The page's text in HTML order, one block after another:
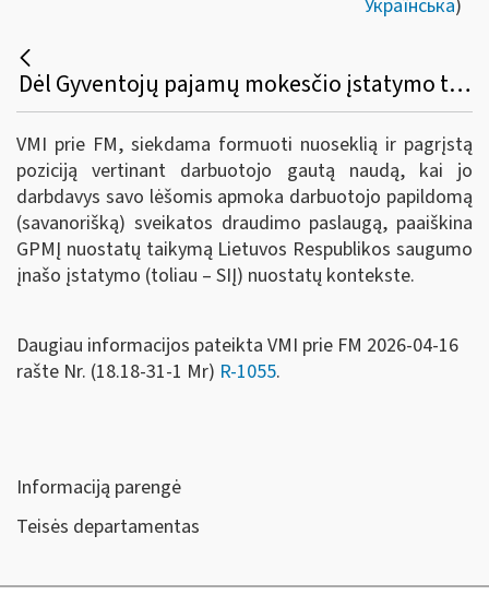
Українська)
Dėl Gyventojų pajamų mokesčio įstatymo taikymo apmokestinant darbuotojo gautą naudą darbdavio lėšomis apmokėjus papildomo (savanoriško) sveikatos draudimo paslaugą
VMI prie FM, siekdama formuoti nuoseklią ir pagrįstą
poziciją vertinant darbuotojo gautą naudą, kai jo
darbdavys savo lėšomis apmoka darbuotojo papildomą
(savanorišką) sveikatos draudimo paslaugą, paaiškina
GPMĮ nuostatų taikymą Lietuvos Respublikos saugumo
įnašo įstatymo (toliau – SIĮ) nuostatų kontekste.
Daugiau informacijos pateikta VMI prie FM 2026-04-16
rašte Nr. (18.18-31-1 Mr) R-1055.
Informaciją parengė
Teisės departamentas